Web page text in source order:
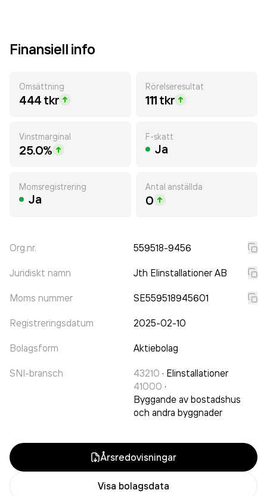
Finansiell info
Omsättning
444 tkr
Rörelseresultat
111 tkr
Vinstmarginal
25.0%
F-skatt
Ja
Momsregistrering
Ja
Antal anställda
0
Org.nr. 559518-9456
Juridiskt namn Jth Elinstallationer AB
Moms nummer SE559518945601
Registreringsdatum 2025-02-10
Bolagsform Aktiebolag
SNI-bransch 43210 · Elinstallationer
41000 ·
Byggande av bostadshus
och andra byggnader
Årsredovisningar
Visa bolagsdata